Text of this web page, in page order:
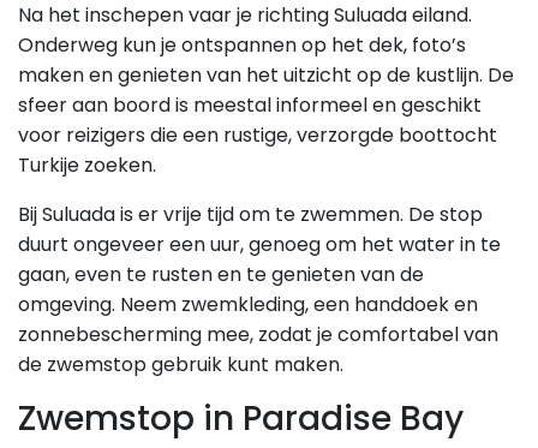
Na het inschepen vaar je richting Suluada eiland.
Onderweg kun je ontspannen op het dek, foto’s
maken en genieten van het uitzicht op de kustlijn. De
sfeer aan boord is meestal informeel en geschikt
voor reizigers die een rustige, verzorgde boottocht
Turkije zoeken.
Bij Suluada is er vrije tijd om te zwemmen. De stop
duurt ongeveer een uur, genoeg om het water in te
gaan, even te rusten en te genieten van de
omgeving. Neem zwemkleding, een handdoek en
zonnebescherming mee, zodat je comfortabel van
de zwemstop gebruik kunt maken.
Zwemstop in Paradise Bay